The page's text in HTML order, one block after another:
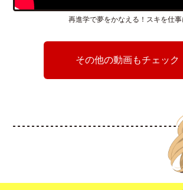
再進学で夢をかなえる！スキを仕事
その他の動画もチェック